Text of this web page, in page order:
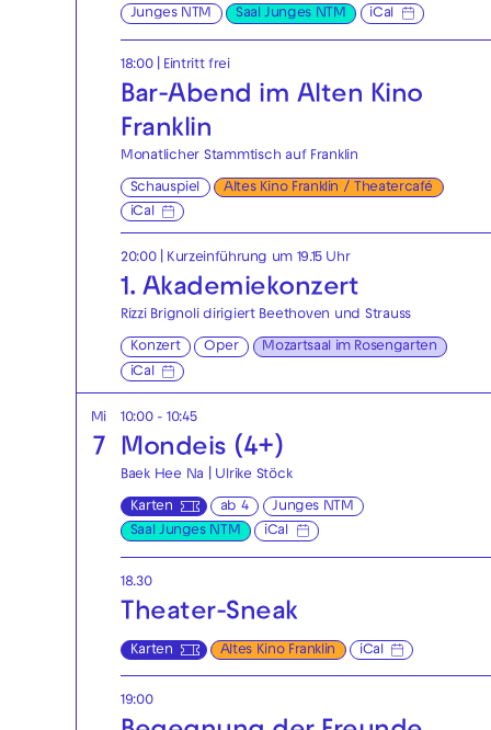
Junges NTM
Saal Junges NTM iCal
18:00| Eintritt frei
Bar-Abend im Alten Kino
Franklin
Monatlicher Stammtisch auf Franklin
Schauspiel
Altes Kino Franklin / Theatercafé
iCal
20:00 | Kurzeinführung um 19.15 Uhr
1. Akademie­konzert
Rizzi Brignoli dirigiert Beethoven und Strauss
Konzert Oper
Mozartsaal im Rosengarten
iCal
Mi
7
10:00 - 10:45
Mondeis (4+)
Baek Hee Na | Ulrike Stöck
Karten ab 4
Junges NTM
Saal Junges NTM
iCal
18.30
Theater-Sneak
Karten Altes Kino Franklin iCal
19:00